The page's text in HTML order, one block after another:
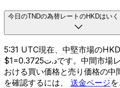
今日のTNDの為替レートのHKDはい
5:31 UTC現在、中堅市場の
$1=د.ت0.3725です。中間市場レートは、世界の通貨市場に
おける買い価格と売り価格の
を確認するには、 送金ページ